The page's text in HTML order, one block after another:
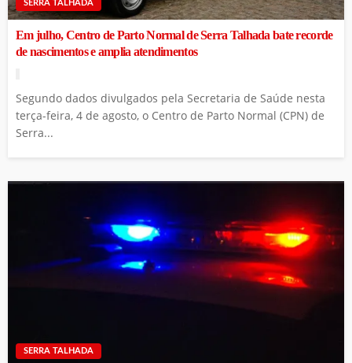
SERRA TALHADA
Em julho, Centro de Parto Normal de Serra Talhada bate recorde
de nascimentos e amplia atendimentos
Segundo dados divulgados pela Secretaria de Saúde nesta
terça-feira, 4 de agosto, o Centro de Parto Normal (CPN) de
Serra...
SERRA TALHADA